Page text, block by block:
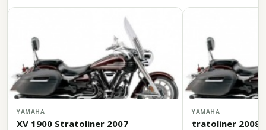
YAMAHA
XV 1900 Stratoliner 2007
YAMAHA
tratoliner 2008